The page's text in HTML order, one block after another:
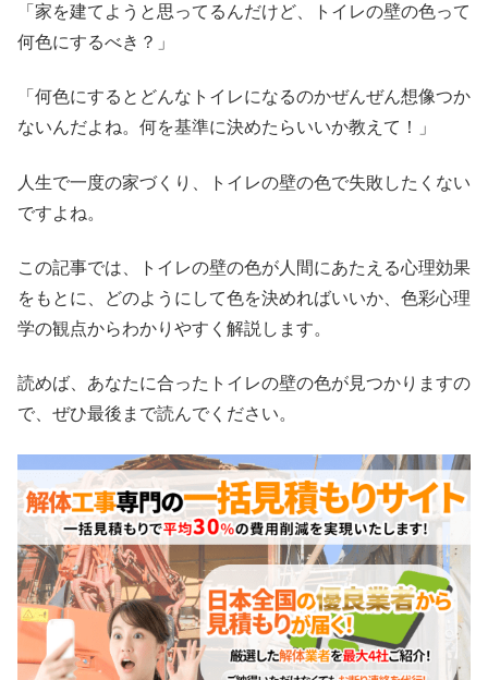
「家を建てようと思ってるんだけど、トイレの壁の色って
何色にするべき？」
「何色にするとどんなトイレになるのかぜんぜん想像つか
ないんだよね。何を基準に決めたらいいか教えて！」
人生で一度の家づくり、トイレの壁の色で失敗したくない
ですよね。
この記事では、トイレの壁の色が人間にあたえる心理効果
をもとに、どのようにして色を決めればいいか、色彩心理
学の観点からわかりやすく解説します。
読めば、あなたに合ったトイレの壁の色が見つかりますの
で、ぜひ最後まで読んでください。